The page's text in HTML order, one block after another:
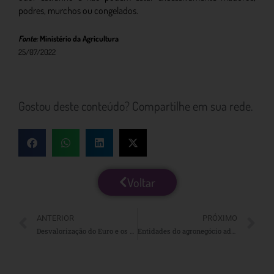
podres, murchos ou congelados.
Fonte: Ministério da Agricultura
25/07/2022
Gostou deste conteúdo? Compartilhe em sua rede.
Voltar
ANTERIOR
PRÓXIMO